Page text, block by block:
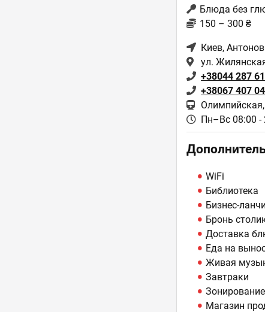
Блюда без
150 – 300 ₴
Киев,
ул.
+38044 287
+38067 407
Пн–Вс 08:00 -
WiFi
Библиотека
Бизнес-ланчи
Бронь
Доставка
Еда на
Живая
Завтраки
Зонирование
Магазин